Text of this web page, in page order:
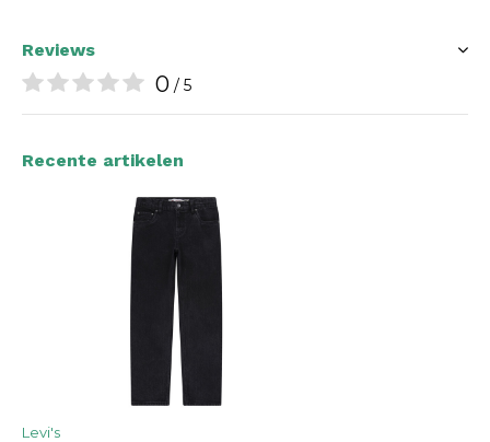
Reviews
0 / 5
Recente artikelen
Levi's